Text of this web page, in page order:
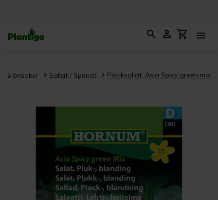
search person shopping_cart menu
Grönsaker Sallat / Spenat Plocksallat, Asia Spicy green mix